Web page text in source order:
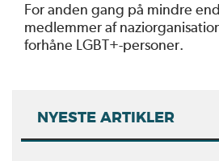
For anden gang på mindre
medlemmer af
forhåne LGBT+-personer.
NYESTE ARTIKLER